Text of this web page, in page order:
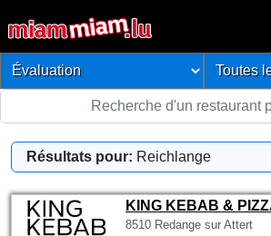
Résultats pour: Reichlange
KING KEBAB &
8510 Redange sur Attert